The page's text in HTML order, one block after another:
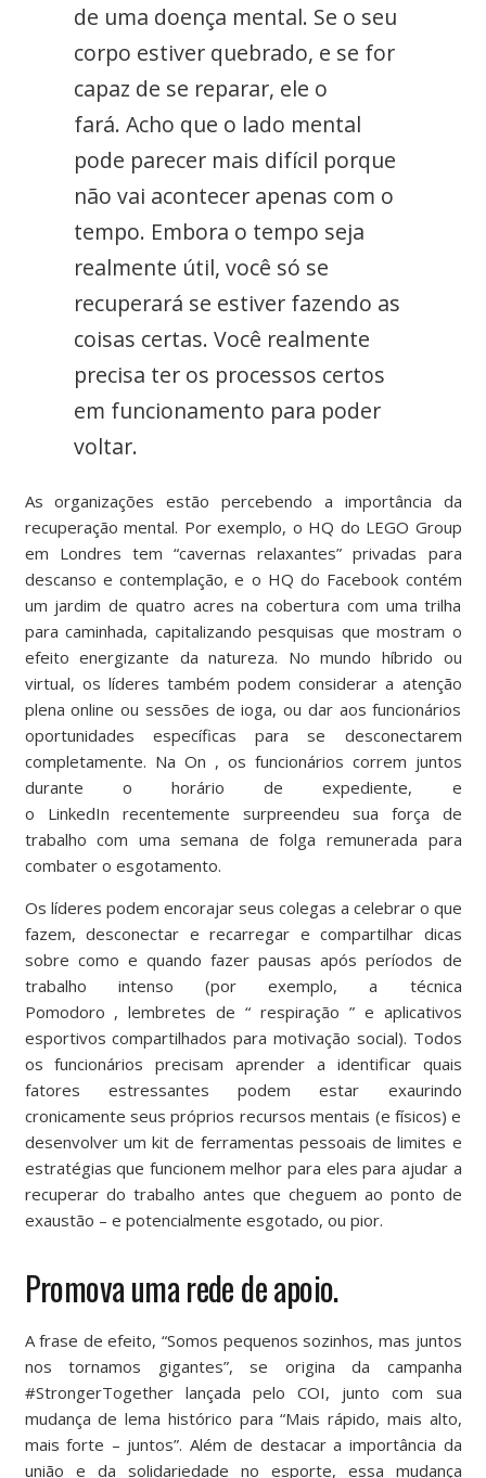
de uma doença mental. Se o seu
corpo estiver quebrado, e se for
capaz de se reparar, ele o
fará. Acho que o lado mental
pode parecer mais difícil porque
não vai acontecer apenas com o
tempo. Embora o tempo seja
realmente útil, você só se
recuperará se estiver fazendo as
coisas certas. Você realmente
precisa ter os processos certos
em funcionamento para poder
voltar.
As organizações estão percebendo a importância da
recuperação mental. Por exemplo, o HQ do LEGO Group
em Londres tem “cavernas relaxantes” privadas para
descanso e contemplação, e o HQ do Facebook contém
um jardim de quatro acres na cobertura com uma trilha
para caminhada, capitalizando pesquisas que mostram o
efeito energizante da natureza. No mundo híbrido ou
virtual, os líderes também podem considerar a atenção
plena online ou sessões de ioga, ou dar aos funcionários
oportunidades específicas para se desconectarem
completamente. Na On , os funcionários correm juntos
durante o horário de expediente, e
o LinkedIn recentemente surpreendeu sua força de
trabalho com uma semana de folga remunerada para
combater o esgotamento.
Os líderes podem encorajar seus colegas a celebrar o que
fazem, desconectar e recarregar e compartilhar dicas
sobre como e quando fazer pausas após períodos de
trabalho intenso (por exemplo, a técnica
Pomodoro , lembretes de “ respiração ” e aplicativos
esportivos compartilhados para motivação social). Todos
os funcionários precisam aprender a identificar quais
fatores estressantes podem estar exaurindo
cronicamente seus próprios recursos mentais (e físicos) e
desenvolver um kit de ferramentas pessoais de limites e
estratégias que funcionem melhor para eles para ajudar a
recuperar do trabalho antes que cheguem ao ponto de
exaustão – e potencialmente esgotado, ou pior.
Promova uma rede de apoio.
A frase de efeito, “Somos pequenos sozinhos, mas juntos
nos tornamos gigantes”, se origina da campanha
#StrongerTogetherlançada pelo COI, junto com sua
mudança de lema histórico para “Mais rápido, mais alto,
mais forte – juntos”. Além de destacar a importância da
união e da solidariedade no esporte, essa mudança